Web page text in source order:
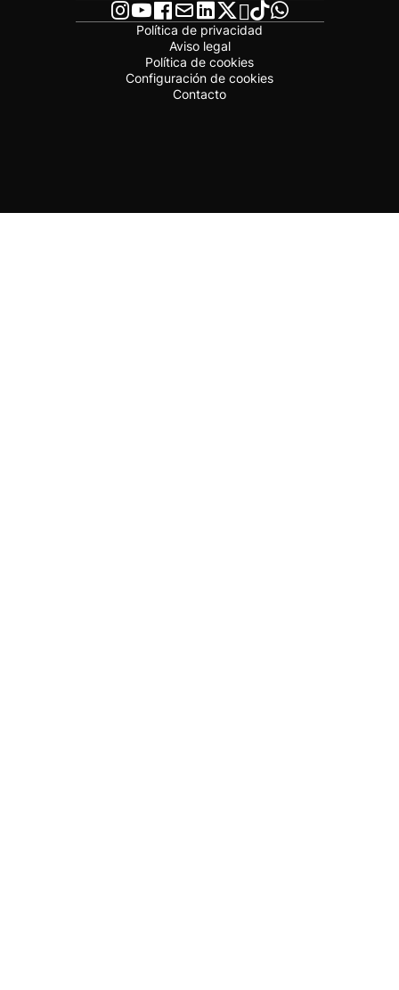
Política de privacidad
Aviso legal
Política de cookies
Configuración de cookies
Contacto